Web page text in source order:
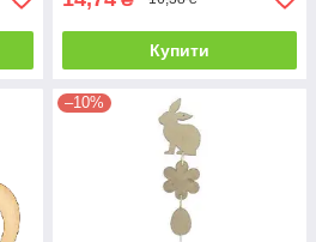
Купити
–10%